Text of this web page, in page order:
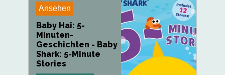
Ansehen
Baby Hai: 5-
Minuten-
Geschichten - Baby
Shark: 5-Minute
Stories